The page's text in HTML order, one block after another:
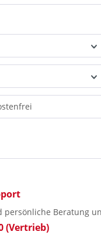
Versandkostenfrei
persönliche Beratung
(Vertrieb)